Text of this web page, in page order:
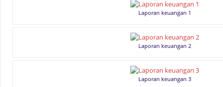
Laporan keuangan 1
Laporan keuangan 2
Laporan keuangan 3